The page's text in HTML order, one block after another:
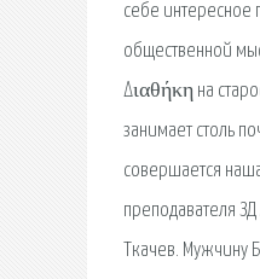
себе интересное
общественной
Διαθήκη на
занимает столь
совершается
преподавателя
Ткачев.